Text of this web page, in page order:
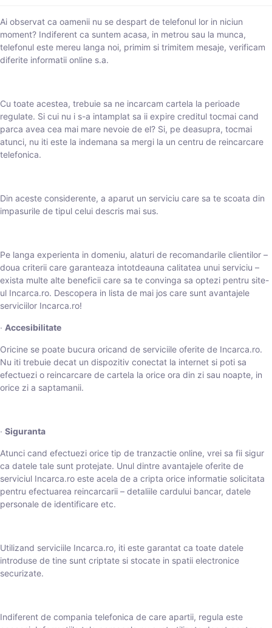
Ai observat ca oamenii nu se despart de telefonul lor in niciun
moment? Indiferent ca suntem acasa, in metrou sau la munca,
telefonul este mereu langa noi, primim si trimitem mesaje, verificam
diferite informatii online s.a.
Cu toate acestea, trebuie sa ne incarcam cartela la perioade
regulate. Si cui nu i s-a intamplat sa ii expire creditul tocmai cand
parca avea cea mai mare nevoie de el? Si, pe deasupra, tocmai
atunci, nu iti este la indemana sa mergi la un centru de reincarcare
telefonica.
Din aceste considerente, a aparut un serviciu care sa te scoata din
impasurile de tipul celui descris mai sus.
Pe langa experienta in domeniu, alaturi de recomandarile clientilor –
doua criterii care garanteaza intotdeauna calitatea unui serviciu –
exista multe alte beneficii care sa te convinga sa optezi pentru site-
ul Incarca.ro. Descopera in lista de mai jos care sunt avantajele
serviciilor Incarca.ro!
∙ Accesibilitate
Oricine se poate bucura oricand de serviciile oferite de Incarca.ro.
Nu iti trebuie decat un dispozitiv conectat la internet si poti sa
efectuezi o reincarcare de cartela la orice ora din zi sau noapte, in
orice zi a saptamanii.
∙ Siguranta
Atunci cand efectuezi orice tip de tranzactie online, vrei sa fii sigur
ca datele tale sunt protejate. Unul dintre avantajele oferite de
serviciul Incarca.ro este acela de a cripta orice informatie solicitata
pentru efectuarea reincarcarii – detaliile cardului bancar, datele
personale de identificare etc.
Utilizand serviciile Incarca.ro, iti este garantat ca toate datele
introduse de tine sunt criptate si stocate in spatii electronice
securizate.
Indiferent de compania telefonica de care apartii, regula este